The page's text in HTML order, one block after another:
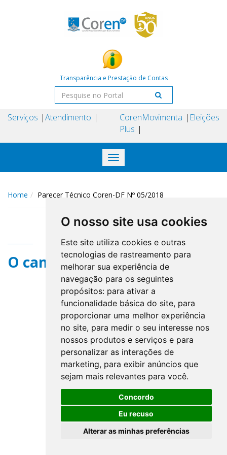
O nosso site usa cookies
Este site utiliza cookies e outras
tecnologias de rastreamento para
melhorar sua experiência de
navegação para os seguintes
propósitos: para ativar a
funcionalidade básica do site, para
proporcionar uma melhor experiência
no site, para medir o seu interesse nos
nossos produtos e serviços e para
personalizar as interações de
marketing, para exibir anúncios que
sejam mais relevantes para você.
Concordo
Eu recuso
Alterar as minhas preferências
Transparência e Prestação de Contas
Serviços Atendimento
Coren
Plus
Movimenta Eleições
Toggle
navigation
Home Parecer Técnico Coren-DF Nº 05/2018
O campo title não existe.